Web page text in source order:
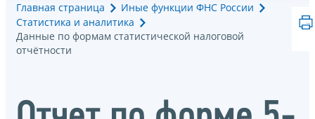
Главная страница
Иные функции ФНС России
Статистика и аналитика
Данные по формам статистической налоговой
отчётности